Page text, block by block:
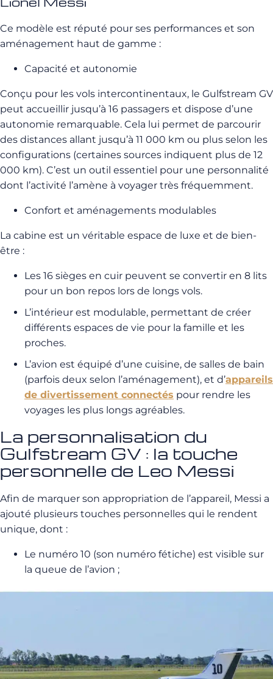
Ce modèle est réputé pour ses performances et son
aménagement haut de gamme :
Capacité et autonomie
Conçu pour les vols intercontinentaux, le Gulfstream GV
peut accueillir jusqu’à 16 passagers et dispose d’une
autonomie remarquable. Cela lui permet de parcourir
des distances allant jusqu’à 11 000 km ou plus selon les
configurations (certaines sources indiquent plus de 12
000 km). C’est un outil essentiel pour une personnalité
dont l’activité l’amène à voyager très fréquemment.
Confort et aménagements modulables
La cabine est un véritable espace de luxe et de bien-
être :
Les 16 sièges en cuir peuvent se convertir en 8 lits
pour un bon repos lors de longs vols.
L’intérieur est modulable, permettant de créer
différents espaces de vie pour la famille et les
proches.
L’avion est équipé d’une cuisine, de salles de bain
(parfois deux selon l’aménagement), et d’appareils
de divertissement connectés pour rendre les
voyages les plus longs agréables.
La personnalisation du
Gulfstream GV : la touche
personnelle de Leo Messi
Afin de marquer son appropriation de l’appareil, Messi a
ajouté plusieurs touches personnelles qui le rendent
unique, dont :
Le numéro 10 (son numéro fétiche) est visible sur
la queue de l’avion ;